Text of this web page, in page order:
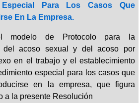
Especial Para Los Casos Que
En La Empresa.
modelo de Protocolo para la
del acoso sexual y del acoso por
en el trabajo y el establecimiento
especial para los casos que
en la empresa, que figura
a la presente Resolución